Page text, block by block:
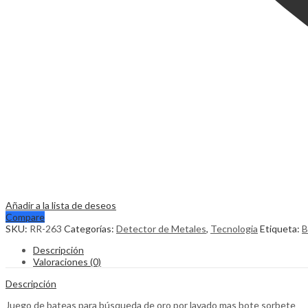
Añadir a la lista de deseos
Compare
SKU: RR-263 Categorías: Detector de Metales, Tecnologia Etiqueta:
Descripción
Valoraciones (0)
Descripción
Juego de bateas para búsqueda de oro por lavado mas bote sorbete